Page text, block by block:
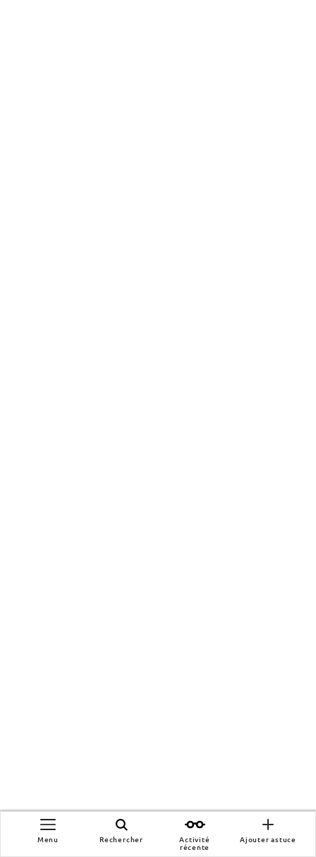
Menu Rechercher
Activité
récente
Ajouter astuce
Menu Rechercher
Activité
récente
Ajouter astuce